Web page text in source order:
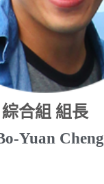
綜合組 組長
Yuan Cheng